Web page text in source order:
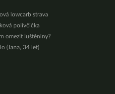
lowcarb strava
polívčička
omezit luštěniny?
(Jana, 34 let)